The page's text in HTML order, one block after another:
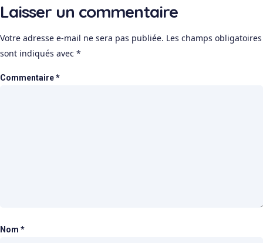
Laisser un commentaire
Votre adresse e-mail ne sera pas publiée. Les champs obligatoires
sont indiqués avec *
Commentaire*
Nom *